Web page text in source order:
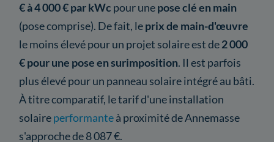
€ à 4 000 € par kWc pour unepose clé en main
(pose comprise). De fait, leprix de main-d'œuvre
le moins élevé pour un projet solaire est de2 000
€ pour une pose en surimposition. Il est parfois
plus élevé pour un panneau solaire intégré au bâti.
À titre comparatif, le tarif d'une installation
solaireperformanteà proximité de Annemasse
s'approche de 8 087 €.